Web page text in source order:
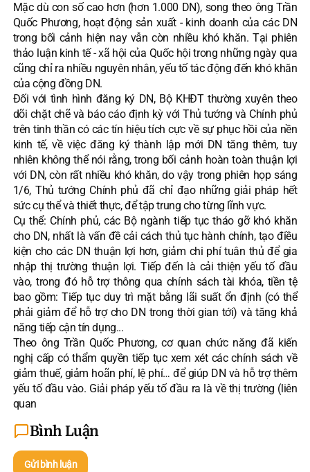
Mặc dù con số cao hơn (hơn 1.000 DN), song theo ông Trần
Quốc Phương, hoạt động sản xuất - kinh doanh của các DN
trong bối cảnh hiện nay vẫn còn nhiều khó khăn. Tại phiên
thảo luận kinh tế - xã hội của Quốc hội trong những ngày qua
cũng chỉ ra nhiều nguyên nhân, yếu tố tác động đến khó khăn
của cộng đồng DN.
Đối với tình hình đăng ký DN, Bộ KHĐT thường xuyên theo
dõi chặt chẽ và báo cáo định kỳ với Thủ tướng và Chính phủ
trên tinh thần có các tín hiệu tích cực về sự phục hồi của nền
kinh tế, về việc đăng ký thành lập mới DN tăng thêm, tuy
nhiên không thể nói rằng, trong bối cảnh hoàn toàn thuận lợi
với DN, còn rất nhiều khó khăn, do vậy trong phiên họp sáng
1/6, Thủ tướng Chính phủ đã chỉ đạo những giải pháp hết
sức cụ thể và thiết thực, để tập trung cho từng lĩnh vực.
Cụ thể: Chính phủ, các Bộ ngành tiếp tục tháo gỡ khó khăn
cho DN, nhất là vấn đề cải cách thủ tục hành chính, tạo điều
kiện cho các DN thuận lợi hơn, giảm chi phí tuân thủ để gia
nhập thị trường thuận lợi. Tiếp đến là cải thiện yếu tố đầu
vào, trong đó hỗ trợ thông qua chính sách tài khóa, tiền tệ
bao gồm: Tiếp tục duy trì mặt bằng lãi suất ổn định (có thể
phải giảm để hỗ trợ cho DN trong thời gian tới) và tăng khả
năng tiếp cận tín dụng...
Theo ông Trần Quốc Phương, cơ quan chức năng đã kiến
nghị cấp có thẩm quyền tiếp tục xem xét các chính sách về
giảm thuế, giảm hoãn phí, lệ phí… để giúp DN và hỗ trợ thêm
yếu tố đầu vào. Giải pháp yếu tố đầu ra là về thị trường (liên
quan
Bình Luận
Gửi bình luận